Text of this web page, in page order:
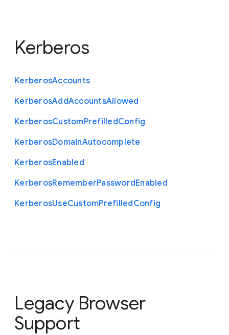
Kerberos
KerberosAccounts
KerberosAddAccountsAllowed
KerberosCustomPrefilledConfig
KerberosDomainAutocomplete
KerberosEnabled
KerberosRememberPasswordEnabled
KerberosUseCustomPrefilledConfig
Legacy Browser
Support